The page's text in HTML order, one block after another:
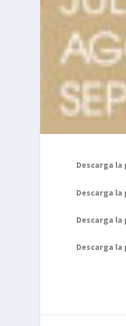
Descarga la
Descarga la
Descarga
Descarga la